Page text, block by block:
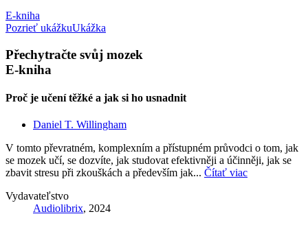
E-kniha
Pozrieť ukážkuUkážka
Přechytračte svůj mozek
E-kniha
Proč je učení těžké a jak si ho usnadnit
Daniel T. Willingham
V tomto převratném, komplexním a přístupném průvodci o tom, jak
se mozek učí, se dozvíte, jak studovat efektivněji a účinněji, jak se
zbavit stresu při zkouškách a především jak... Čítať viac
Vydavateľstvo
Audiolibrix, 2024